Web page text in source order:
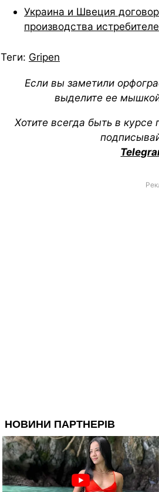
Украина и Швеция
производства
Теги: Gripen
Если вы заметили
выделите ее
Хотите всегда быть в